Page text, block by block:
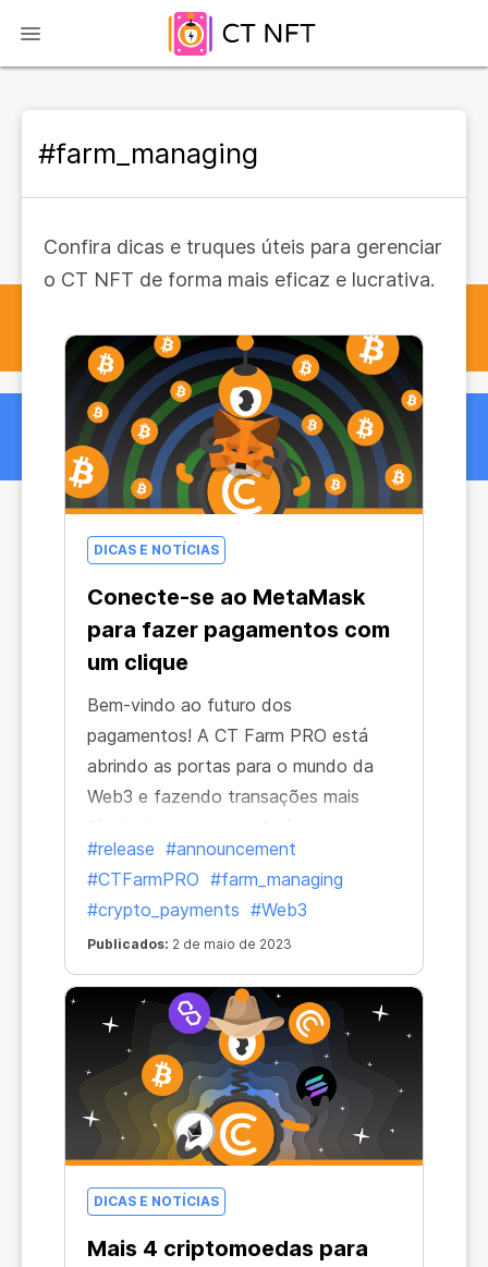
#farm_managing
Confira dicas e truques úteis para gerenciar
o CT NFT de forma mais eficaz e lucrativa.
DICAS E NOTÍCIAS
Conecte-se ao MetaMask
para fazer pagamentos com
um clique
Bem-vindo ao futuro dos
pagamentos! A CT Farm PRO está
abrindo as portas para o mundo da
Web3 e fazendo transações mais
fáceis do que nunca. Após a
introdução dos pagamentos com
criptomoedas na Fazenda da Web,
passamos à próxima etapa e
disponibilizamos mais ferramentas que
as tecnologias blockchain oferecem.
#release #announcement
#CTFarmPRO #farm_managing
#crypto_payments #Web3
Publicados: 2 de maio de 2023
DICAS E NOTÍCIAS
Mais 4 criptomoedas para